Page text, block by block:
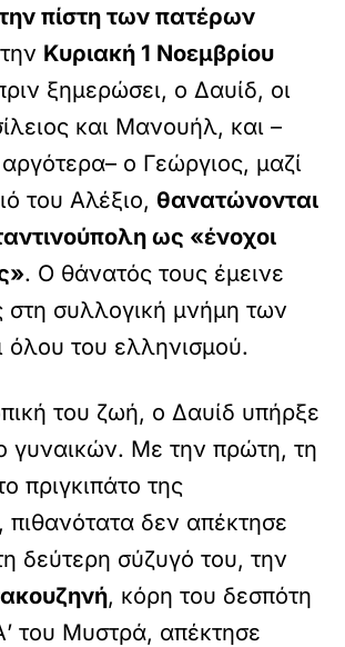
πίστη των πατέρων
Κυριακή 1 Νοεμβρίου
ξημερώσει, ο Δαυίδ, οι
και Μανουήλ, και –
ο Γεώργιος, μαζί
του Αλέξιο, θανατώνονται
ως «ένοχοι
. Ο θάνατός τους έμεινε
στη συλλογική μνήμη των
όλου του ελληνισμού.
του ζωή, ο Δαυίδ υπήρξε
γυναικών. Με την πρώτη, τη
πριγκιπάτο της
δεν απέκτησε
δεύτερη σύζυγό του, την
, κόρη του δεσπότη
του Μυστρά, απέκτησε